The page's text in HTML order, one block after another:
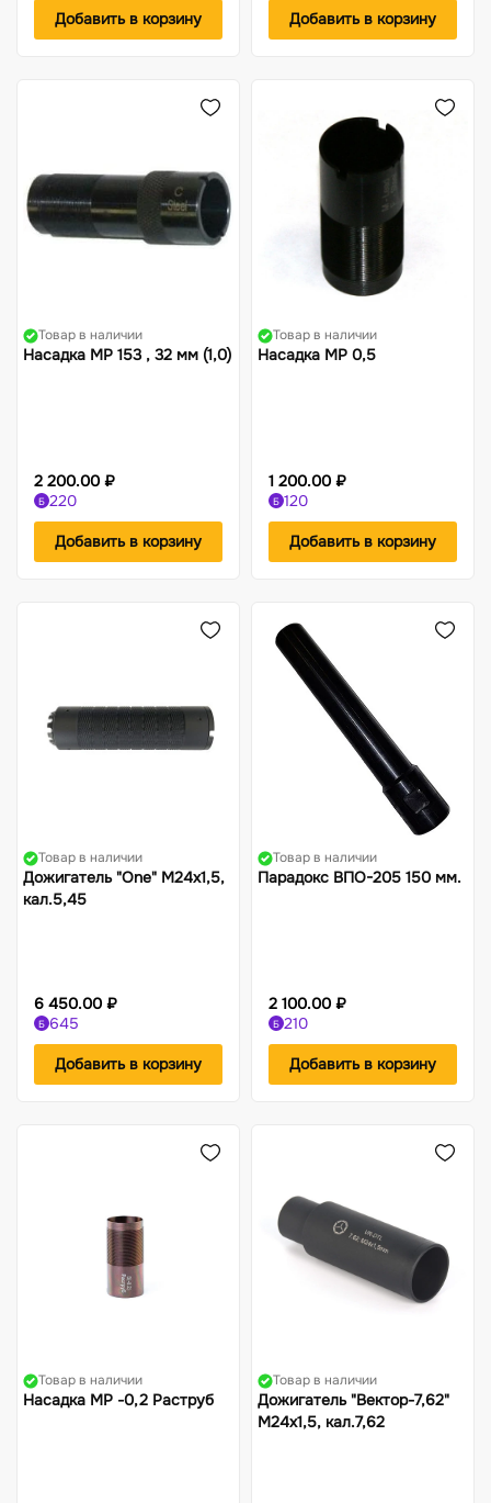
Добавить в корзину Добавить в корзину
Товар в наличии
Насадка МР 153 , 32 мм (1,0)
2 200.00 ₽
Б 220
Добавить в корзину
Товар в наличии
Насадка МР 0,5
1 200.00 ₽
Б 120
Добавить в корзину
Товар в наличии
Дожигатель "One" М24х1,5,
кал.5,45
6 450.00 ₽
Б 645
Добавить в корзину
Товар в наличии
Парадокс ВПО-205 150 мм.
2 100.00 ₽
Б 210
Добавить в корзину
Товар в наличии
Насадка МР -0,2 Раструб
Товар в наличии
Дожигатель "Вектор-7,62"
М24х1,5, кал.7,62